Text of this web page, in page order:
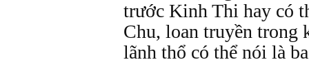
trước Kinh Thi hay có
Chu, loan truyền trong
lãnh thổ có thể nói là